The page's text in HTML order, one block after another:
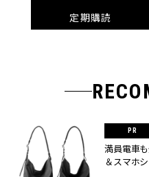
定期購読
満員電車
＆スマホ